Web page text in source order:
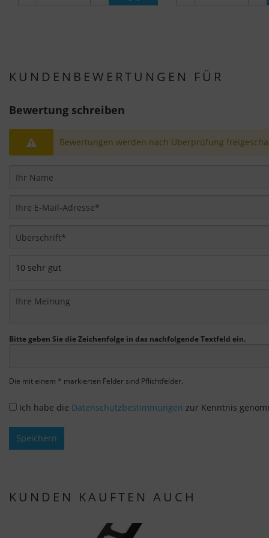
KUNDENBEWERTUNGEN FÜR
Bewertung schreiben
Bewertungen werden nach Überprüfung
Bitte geben Sie die Zeichenfolge in das nachfolgende Textfeld ein.
Die mit einem * markierten Felder sind Pflichtfelder.
Ich habe die Datenschutzbestimmungen zur Kenntnis
Speichern
KUNDEN KAUFTEN AUCH